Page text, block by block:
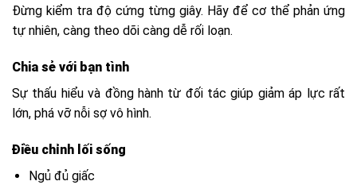
Đừng kiểm tra độ cứng từng giây. Hãy để cơ thể phản ứng
tự nhiên, càng theo dõi càng dễ rối loạn.
Chia sẻ với bạn tình
Sự thấu hiểu và đồng hành từ đối tác giúp giảm áp lực rất
lớn, phá vỡ nỗi sợ vô hình.
Điều chỉnh lối sống
Ngủ đủ giấc